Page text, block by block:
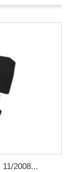
11/2008...